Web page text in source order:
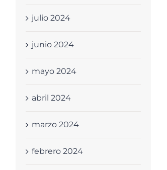
julio 2024
junio 2024
mayo 2024
abril 2024
marzo 2024
febrero 2024